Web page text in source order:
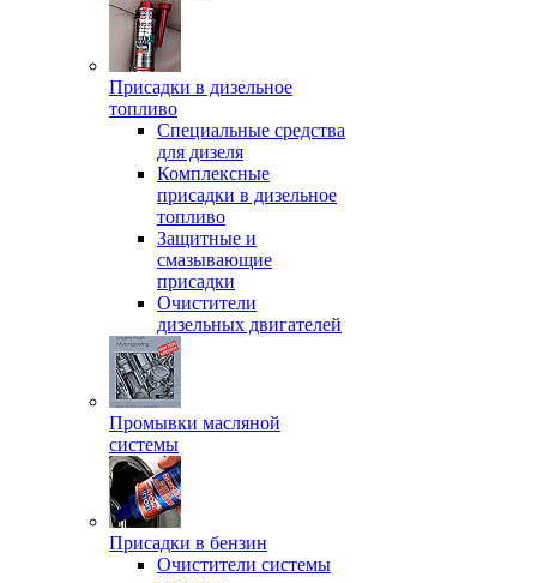
Присадки в дизельное
топливо
Спeциальные средства
для дизеля
Комплексные
присадки в дизельное
топливо
Защитные и
смазывающие
присадки
Очистители
дизельных двигателей
Промывки масляной
системы
Присадки в бензин
Очистители системы